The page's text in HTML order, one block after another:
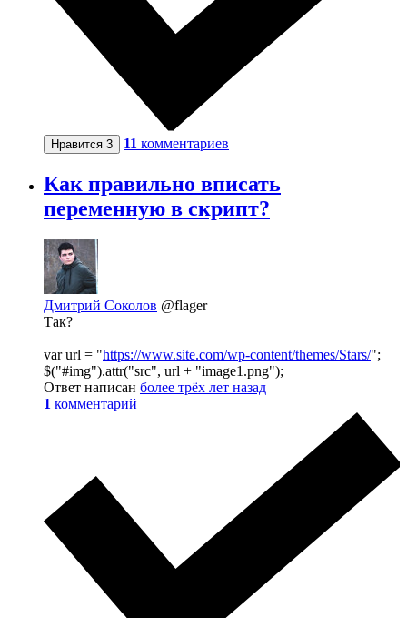
Нравится 3 11 комментариев
Как правильно вписать
переменную в скрипт?
Дмитрий Соколов @flager
Так?
var url = "https://www.site.com/wp-content/themes/Stars/";
$("#img").attr("src", url + "image1.png");
Ответ написан более трёх лет назад
1 комментарий